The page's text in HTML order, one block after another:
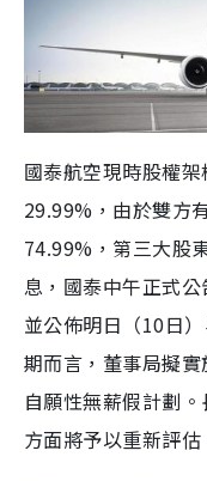
國泰航空現時股權
29.99%，由於雙方
74.99%，第三大股
息，國泰中午正式公
並公佈明日（10日
期而言，董事局擬
自願性無薪假計劃
方面將予以重新評估